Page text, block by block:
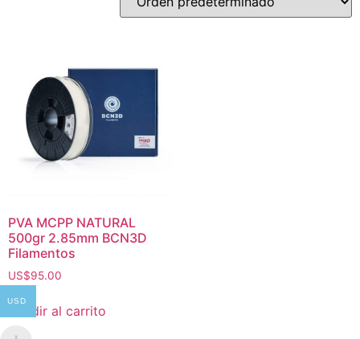
PVA MCPP NATURAL
500gr 2.85mm BCN3D
Filamentos
US$95.00
Añadir al carrito
USD